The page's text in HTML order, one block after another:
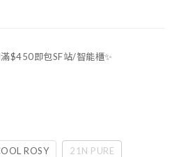
$450即包SF站/智能櫃✨
ROSY 21N PURE